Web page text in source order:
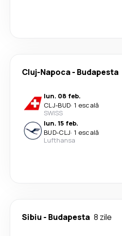
Cluj-Napoca- Budapesta
lun. 08 feb.
CLJ-BUD· 1 escală
SWISS
lun. 15 feb.
BUD-CLJ· 1 escală
Lufthansa
Sibiu - Budapesta 8 zile